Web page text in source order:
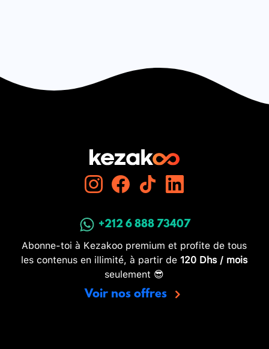
+212 6 888 73407
Abonne-toi à Kezakoo premium et profite de tous
les contenus en illimité, à partir de 120 Dhs / mois
seulement 😎
Voir nos offres